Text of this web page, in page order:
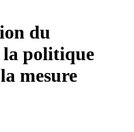
du
la politique
mesure